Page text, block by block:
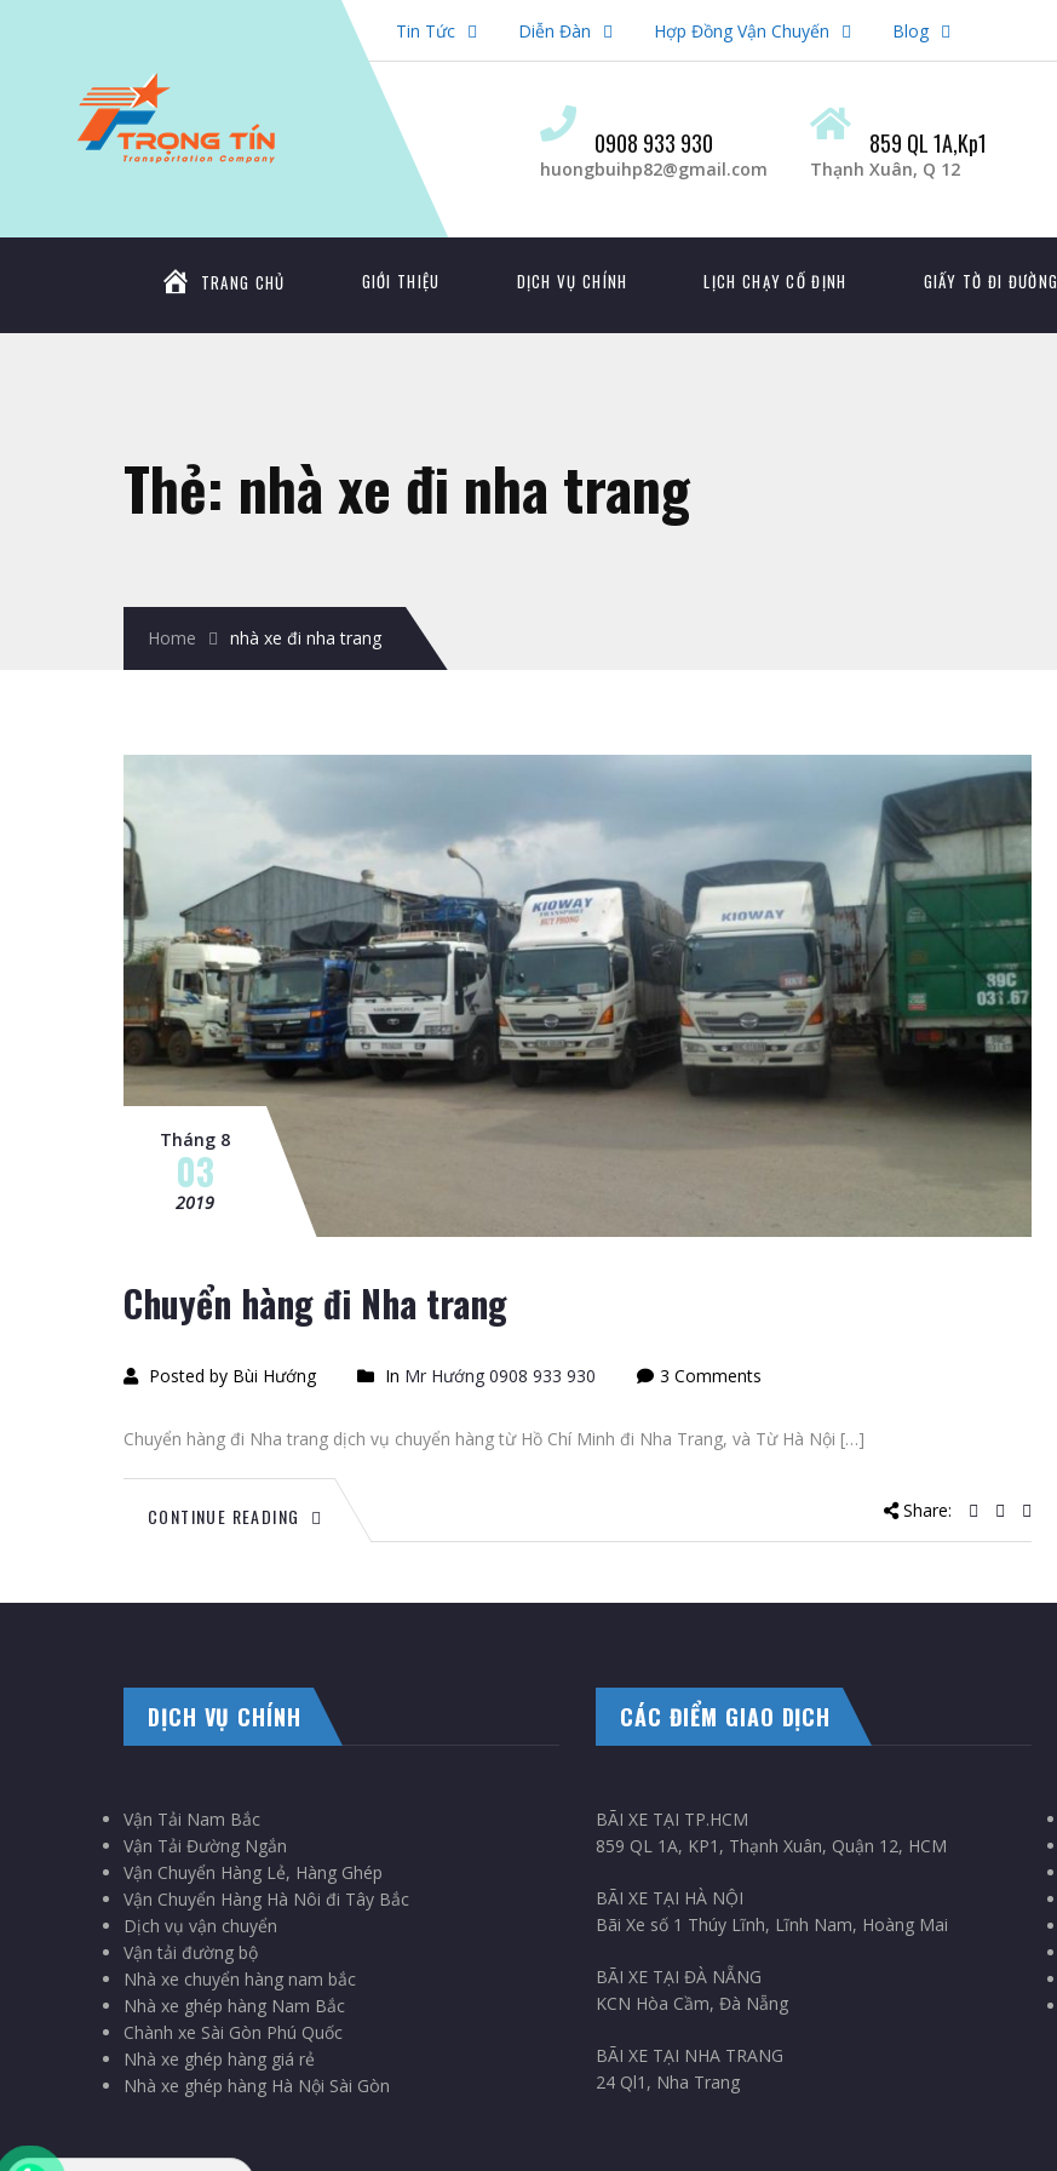
Tin Tức Diễn Đàn Hợp Đồng Vận Chuyến Blog
0908 933 930
huongbuihp82@gmail.com
859 QL 1A,Kp1
Thạnh Xuân, Q 12
TRANG CHỦ GIỚI THIỆU DỊCH VỤ CHÍNH LỊCH CHẠY CỐ ĐỊNH GIẤY TỜ ĐI ĐƯỜNG
Thẻ: nhà xe đi nha trang
Home nhà xe đi nha trang
Tháng 8
03
2019
Chuyển hàng đi Nha trang
Posted by Bùi Hướng In Mr Hướng 0908 933 930 3 Comments
Chuyển hàng đi Nha trang dịch vụ chuyển hàng từ Hồ Chí Minh đi Nha Trang, và Từ Hà Nội […]
CONTINUE READING Share:
DỊCH VỤ CHÍNH
Vận Tải Nam Bắc
Vận Tải Đường Ngắn
Vận Chuyển Hàng Lẻ, Hàng Ghép
Vận Chuyển Hàng Hà Nôi đi Tây Bắc
Dịch vụ vận chuyển
Vận tải đường bộ
Nhà xe chuyển hàng nam bắc
Nhà xe ghép hàng Nam Bắc
Chành xe Sài Gòn Phú Quốc
Nhà xe ghép hàng giá rẻ
Nhà xe ghép hàng Hà Nội Sài Gòn
CÁC ĐIỂM GIAO DỊCH
BÃI XE TẠI TP.HCM
859 QL 1A, KP1, Thạnh Xuân, Quận 12, HCM
BÃI XE TẠI HÀ NỘI
Bãi Xe số 1 Thúy Lĩnh, Lĩnh Nam, Hoàng Mai
BÃI XE TẠI ĐÀ NẴNG
KCN Hòa Cầm, Đà Nẵng
BÃI XE TẠI NHA TRANG
24 Ql1, Nha Trang